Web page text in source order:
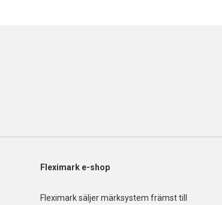
Fleximark e-shop
Fleximark säljer märksystem främst till